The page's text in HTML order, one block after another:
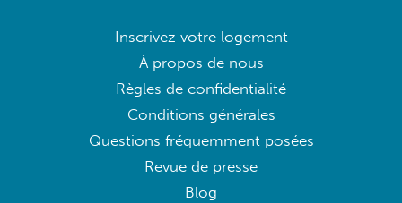
Inscrivez votre logement
À propos de nous
Règles de confidentialité
Conditions générales
Questions fréquemment posées
Revue de presse
Blog